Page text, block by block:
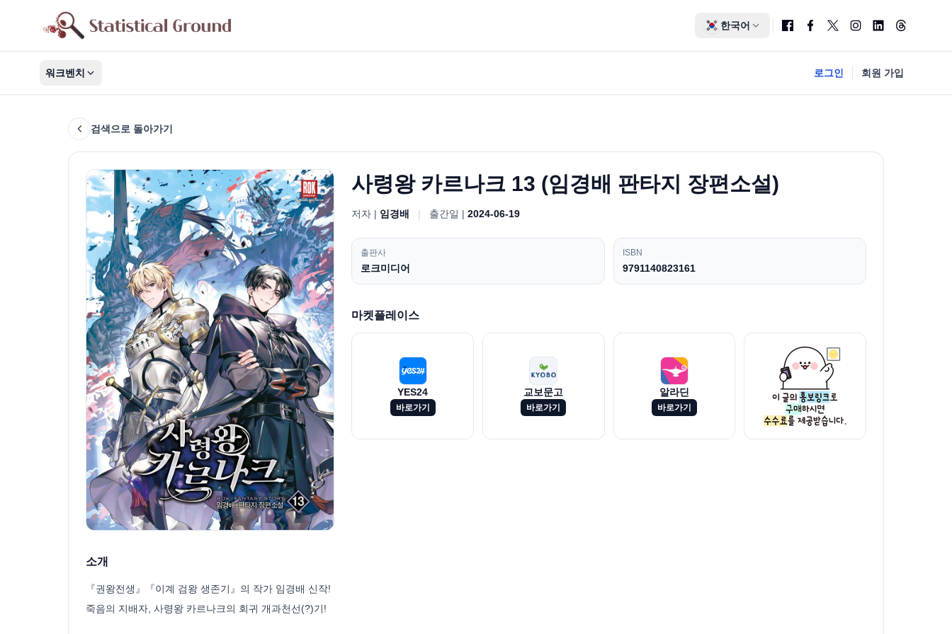
한국어
워크벤치 로그인 회원 가입
검색으로 돌아가기
사령왕 카르나크 13 (임경배 판타지 장편소설)
저자 | 임경배 | 출간일 |2024-06-19
출판사
로크미디어
ISBN
9791140823161
마켓플레이스
YES24
바로가기
교보문고
바로가기
알라딘
바로가기
소개
『권왕전생』『이계 검왕 생존기』의 작가 임경배 신작!
죽음의 지배자, 사령왕 카르나크의 회귀 개과천선(?)기!